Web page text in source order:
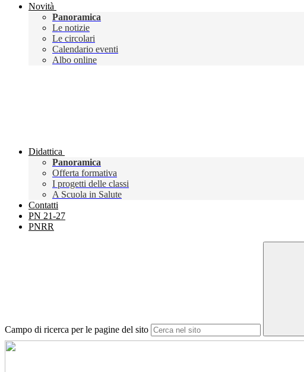
Novità
Panoramica
Le notizie
Le circolari
Calendario eventi
Albo online
Didattica
Panoramica
Offerta formativa
I progetti delle classi
A Scuola in Salute
Contatti
PN 21-27
PNRR
Campo di ricerca per le pagine del sito